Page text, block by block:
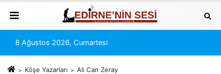
8 Ağustos 2026, Cumartesi
Köşe Yazarları Ali Can Zeray